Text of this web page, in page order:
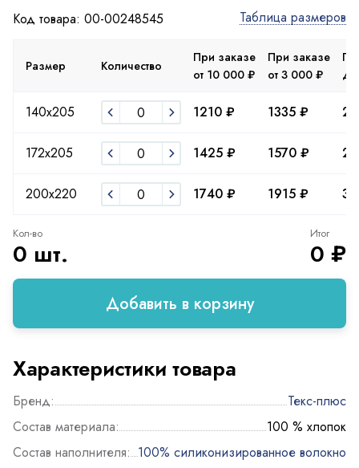
Код товара: 00-00248545 Таблица размеров
Размер Количество
При заказе
от 10 000 ₽
При заказе
от 3 000 ₽
140х205 1210 ₽ 1335 ₽
172x205 1425 ₽ 1570 ₽
200х220 1740 ₽ 1915 ₽
Кол-во
0 шт.
Итог
0 ₽
Добавить в корзину
Характеристики товара
Бренд:
Текс-плюс
Состав материала:
100 % хлопок
Состав наполнителя: 100% силиконизированное волокно